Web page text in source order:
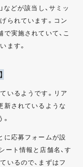
などが該当し、サミッ
られています。コン
実施されていて、こ
ます。
いるようです。リア
新されているような
に応募フォームが設
ート情報と店舗名、す
いるので、まずはフ